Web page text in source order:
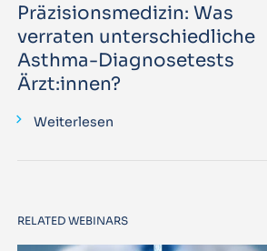
Präzisionsmedizin: Was
verraten unterschiedliche
Asthma-Diagnosetests
Ärzt:innen?
Weiterlesen
RELATED WEBINARS